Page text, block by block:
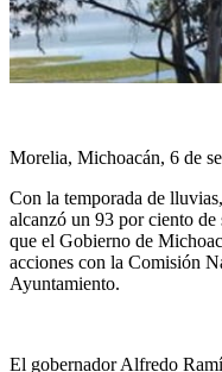
Morelia, Michoacán, 6 de
Con la temporada de
alcanzó un 93 por ciento
que el Gobierno de
acciones con la Comisión
Ayuntamiento.
El gobernador Alfredo